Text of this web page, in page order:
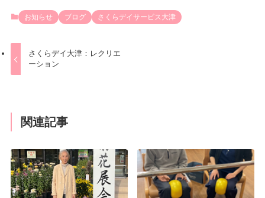
お知らせ ブログ さくらデイサービス大津
さくらデイ大津：レクリエ
ーション
関連記事